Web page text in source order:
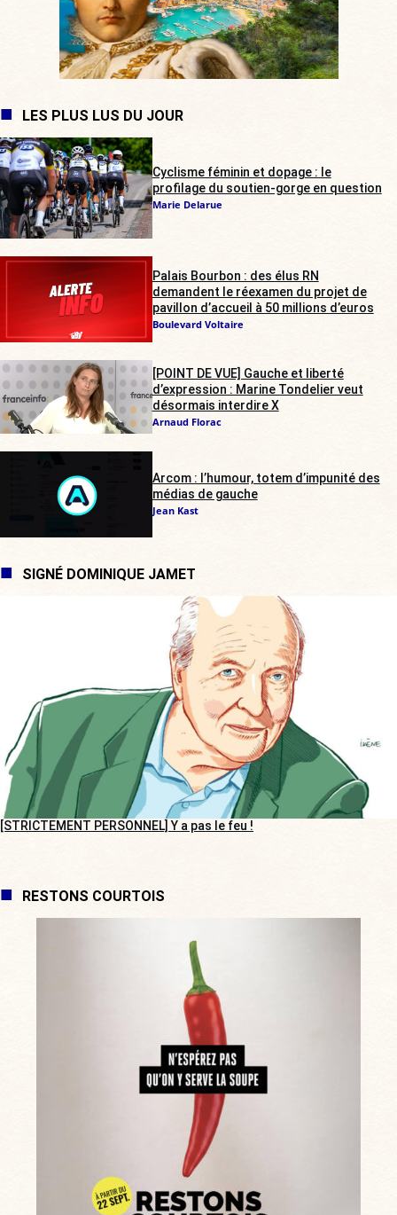
LES PLUS LUS DU JOUR
Cyclisme féminin et dopage : le
profilage du soutien-gorge en question
Marie Delarue
Palais Bourbon : des élus RN
demandent le réexamen du projet de
pavillon d’accueil à 50 millions d’euros
Boulevard Voltaire
[POINT DE VUE] Gauche et liberté
d’expression : Marine Tondelier veut
désormais interdire X
Arnaud Florac
Arcom : l’humour, totem d’impunité des
médias de gauche
Jean Kast
SIGNÉ DOMINIQUE JAMET
[STRICTEMENT PERSONNEL] Y a pas le feu !
RESTONS COURTOIS